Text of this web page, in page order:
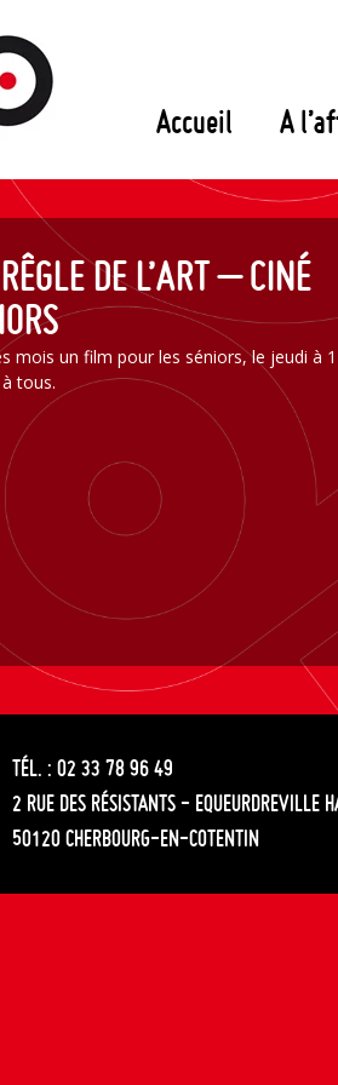
Accueil A
DE L’ART – CINÉ
mois un film pour les séniors, le jeudi à
tous.
TÉL. : 02 33 78 96 49
2 RUE DES RÉSISTANTS - EQUEURDREVILLE
50120 CHERBOURG-EN-COTENTIN